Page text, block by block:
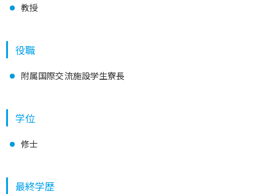
教授
役職
附属国際交流施設学生寮長
学位
修士
最終学歴